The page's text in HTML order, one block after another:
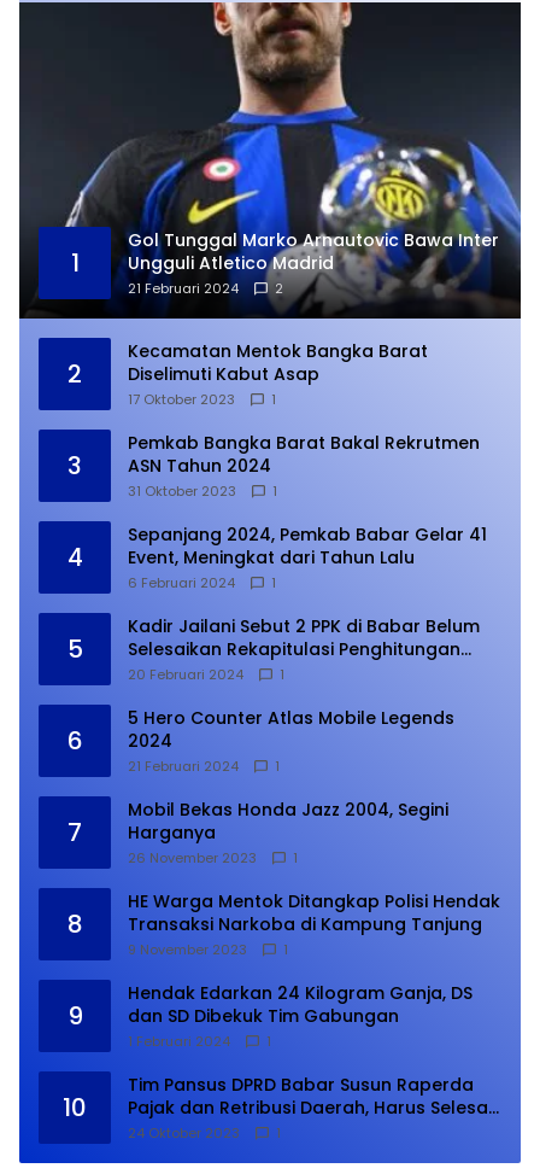
1
Gol Tunggal Marko Arnautovic Bawa Inter
Ungguli Atletico Madrid
21 Februari 2024 2
2
Kecamatan Mentok Bangka Barat
Diselimuti Kabut Asap
17 Oktober 2023 1
3
Pemkab Bangka Barat Bakal Rekrutmen
ASN Tahun 2024
31 Oktober 2023 1
4
Sepanjang 2024, Pemkab Babar Gelar 41
Event, Meningkat dari Tahun Lalu
6 Februari 2024 1
5
Kadir Jailani Sebut 2 PPK di Babar Belum
Selesaikan Rekapitulasi Penghitungan
Suara
20 Februari 2024 1
6
5 Hero Counter Atlas Mobile Legends
2024
21 Februari 2024 1
7
Mobil Bekas Honda Jazz 2004, Segini
Harganya
26 November 2023 1
8
HE Warga Mentok Ditangkap Polisi Hendak
Transaksi Narkoba di Kampung Tanjung
9 November 2023 1
9
Hendak Edarkan 24 Kilogram Ganja, DS
dan SD Dibekuk Tim Gabungan
1 Februari 2024 1
10
Tim Pansus DPRD Babar Susun Raperda
Pajak dan Retribusi Daerah, Harus Selesai
Januari 2024
24 Oktober 2023 1